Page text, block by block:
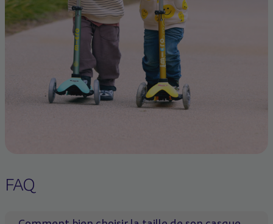
FAQ